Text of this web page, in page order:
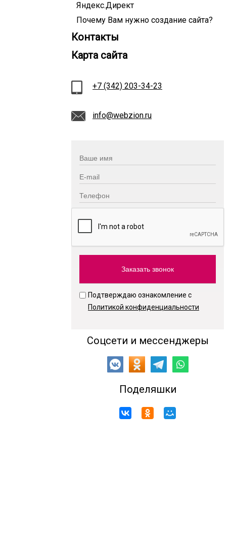
Яндекс.Директ
Почему Вам нужно создание сайта?
Контакты
Карта сайта
+7 (342) 203-34-23
info@webzion.ru
Подтверждаю ознакомление с
Политикой конфиденциальности
Соцсети и мессенджеры
Поделяшки